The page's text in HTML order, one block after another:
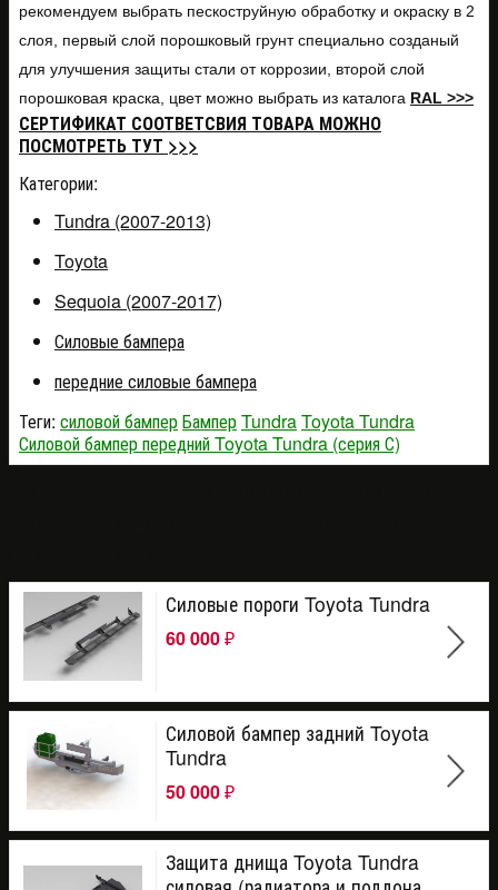
рекомендуем выбрать пескоструйную обработку и окраску в 2
слоя, первый слой порошковый грунт специально созданый
для улучшения защиты стали от коррозии, второй слой
порошковая краска, цвет можно выбрать из каталога RAL >>>
СЕРТИФИКАТ СООТВЕТСВИЯ ТОВАРА МОЖНО
ПОСМОТРЕТЬ ТУТ >>>
Категории:
Tundra (2007-2013)
Toyota
Sequoia (2007-2017)
Силовые бампера
передние силовые бампера
Теги: силовой бамперБамперTundraToyota Tundra
Силовой бампер передний Toyota Tundra (серия С)
Силовые пороги Toyota Tundra
60 000 ₽
Силовой бампер задний Toyota
Tundra
50 000 ₽
Защита днища Toyota Tundra